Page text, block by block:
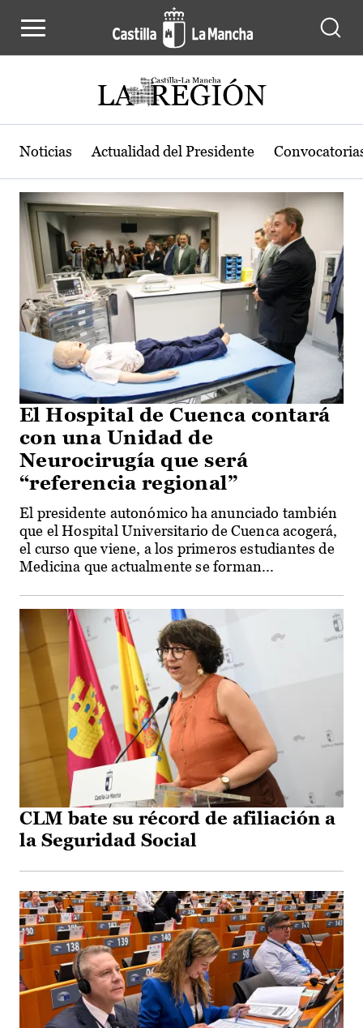
Actualidad de la región de Castilla-
Noticias Actualidad del Presidente
El Hospital de Cuenca contará
con una Unidad de
Neurocirugía que será
“referencia regional”
El presidente autonómico ha anunciado también
que el Hospital Universitario de Cuenca acogerá,
el curso que viene, a los primeros estudiantes de
Medicina que actualmente se forman...
CLM bate su récord de afiliación a
la Seguridad Social